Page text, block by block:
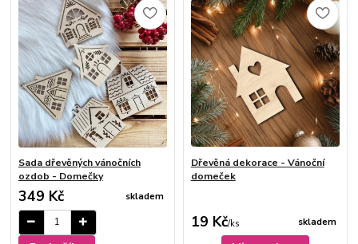
Sada dřevěných vánočních
ozdob - Domečky
349 Kč skladem
Dřevěná dekorace - Vánoční
domeček
19 Kč/ks skladem